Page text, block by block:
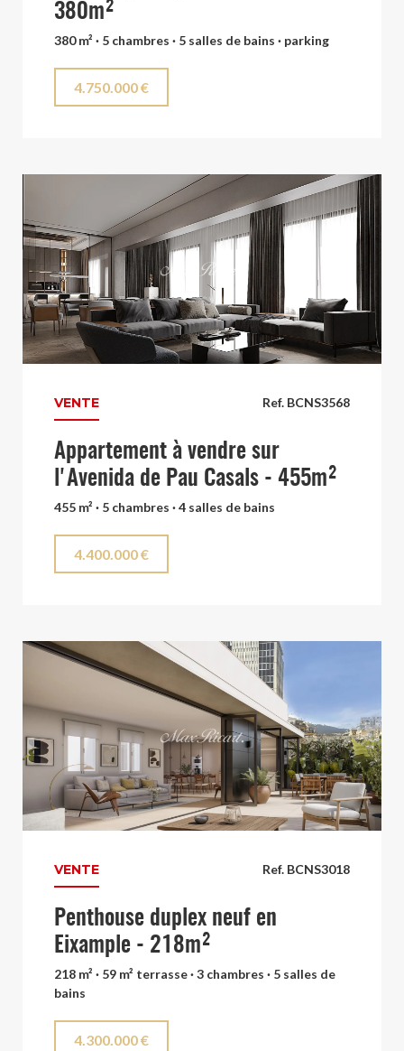
380m²
380 m² · 5 chambres · 5 salles de bains · parking
4.750.000 €
Ref. BCNS3568
VENTE
Appartement à vendre sur
l'Avenida de Pau Casals - 455m²
455 m² · 5 chambres · 4 salles de bains
4.400.000 €
Ref. BCNS3018
VENTE
Penthouse duplex neuf en
Eixample - 218m²
218 m² · 59 m² terrasse · 3 chambres · 5 salles de
bains
4.300.000 €